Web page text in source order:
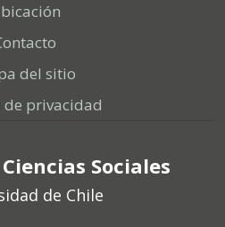
del sitio
de privacidad
Sociales
de Chile